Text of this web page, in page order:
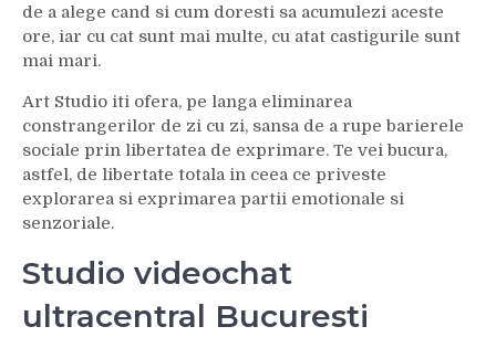
de a alege cand si cum doresti sa acumulezi aceste
ore, iar cu cat sunt mai multe, cu atat castigurile sunt
mai mari.
Art Studio iti ofera, pe langa eliminarea
constrangerilor de zi cu zi, sansa de a rupe barierele
sociale prin libertatea de exprimare. Te vei bucura,
astfel, de libertate totala in ceea ce priveste
explorarea si exprimarea partii emotionale si
senzoriale.
Studio videochat
ultracentral Bucuresti